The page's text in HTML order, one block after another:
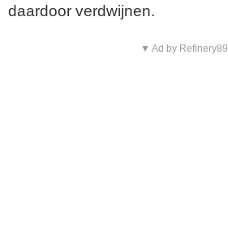
daardoor verdwijnen.
▼ Ad by Refinery89